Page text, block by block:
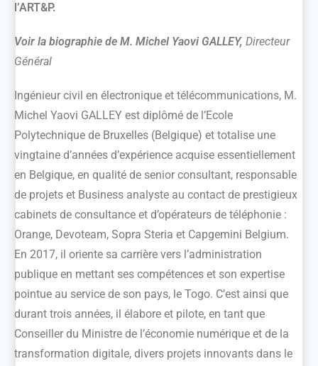
l’ART&P.
Voir la biographie de M. Michel Yaovi GALLEY, Directeur
Général
Ingénieur civil en électronique et télécommunications, M.
Michel Yaovi GALLEY est diplômé de l’Ecole
Polytechnique de Bruxelles (Belgique) et totalise une
vingtaine d’années d’expérience acquise essentiellement
en Belgique, en qualité de senior consultant, responsable
de projets et Business analyste au contact de prestigieux
cabinets de consultance et d’opérateurs de téléphonie :
Orange, Devoteam, Sopra Steria et Capgemini Belgium.
En 2017, il oriente sa carrière vers l’administration
publique en mettant ses compétences et son expertise
pointue au service de son pays, le Togo. C’est ainsi que
durant trois années, il élabore et pilote, en tant que
Conseiller du Ministre de l’économie numérique et de la
transformation digitale, divers projets innovants dans le